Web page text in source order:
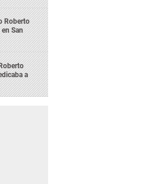
Roberto
San
a